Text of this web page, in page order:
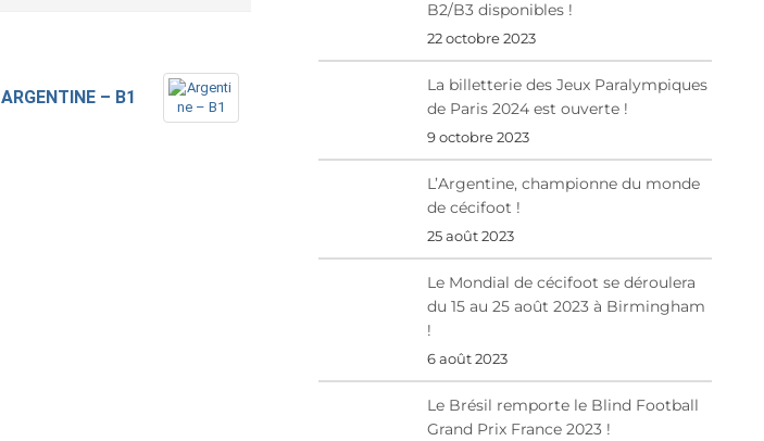
ARGENTINE – B1
B2/B3 disponibles !
22 octobre 2023
La billetterie des Jeux Paralympiques
de Paris 2024 est ouverte !
9 octobre 2023
L’Argentine, championne du monde
de cécifoot !
25 août 2023
Le Mondial de cécifoot se déroulera
du 15 au 25 août 2023 à Birmingham
!
6 août 2023
Le Brésil remporte le Blind Football
Grand Prix France 2023 !